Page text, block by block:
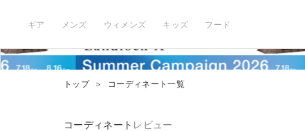
ギア メンズ ウィメンズ キッズ フード
トップ ＞ コーディネート一覧
コーディネート レビュー